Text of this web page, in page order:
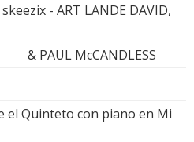
- ART LANDE DAVID,
el Quinteto con piano en Mi